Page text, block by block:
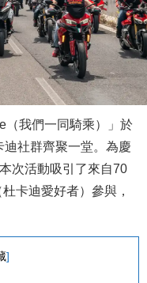
（我們一同騎乘）」於
社群齊聚一堂。為慶
次活動吸引了來自70
卡迪愛好者）參與，
]